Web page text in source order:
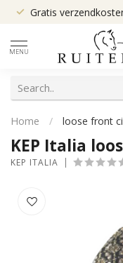
Gratis
MENU
Home / loose front
KEP Italia
KEP ITALIA